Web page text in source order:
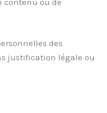
des
justification légale ou